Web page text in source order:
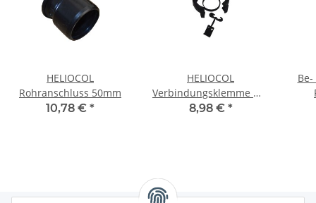
HELIOCOL
Rohranschluss 50mm
10,78 € *
HELIOCOL
Verbindungsklemme mit
Dichtring
8,98 € *